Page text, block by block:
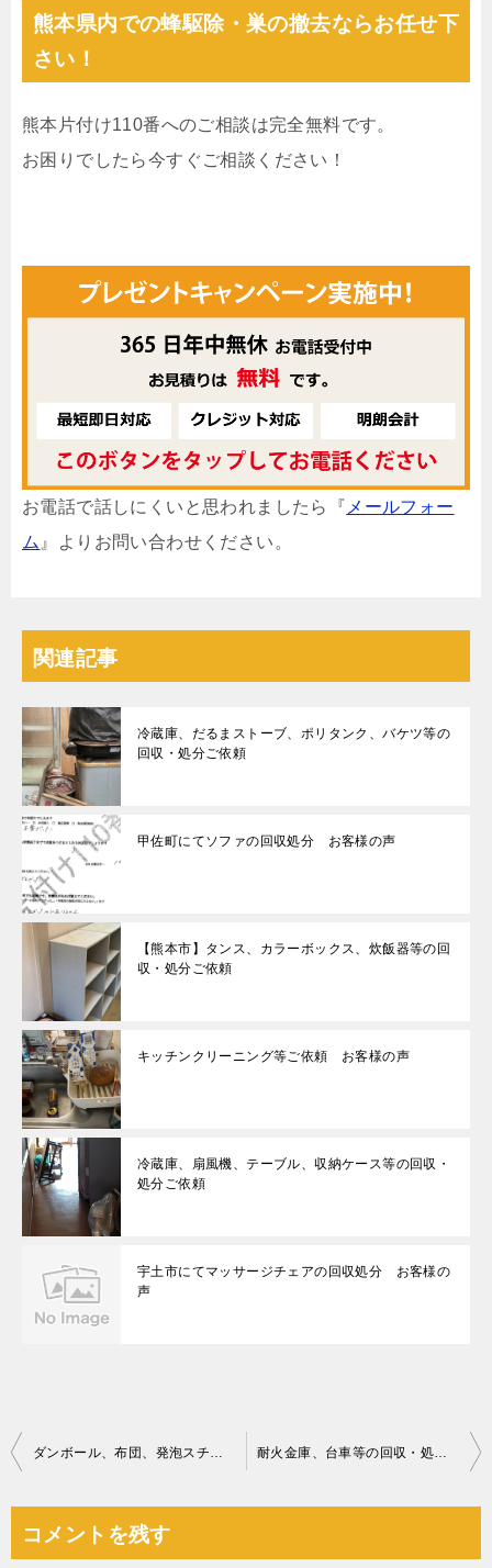
熊本県内での蜂駆除・巣の撤去ならお任せ下
さい！
熊本片付け110番へのご相談は完全無料です。
お困りでしたら今すぐご相談ください！
お電話で話しにくいと思われましたら『 メールフォー
ム 』よりお問い合わせください。
関連記事
冷蔵庫、だるまストーブ、ポリタンク、バケツ等の
回収・処分ご依頼
甲佐町にてソファの回収処分 お客様の声
【熊本市】タンス、カラーボックス、炊飯器等の回
収・処分ご依頼
キッチンクリーニング等ご依頼 お客様の声
冷蔵庫、扇風機、テーブル、収納ケース等の回収・
処分ご依頼
宇土市にてマッサージチェアの回収処分 お客様の
声
投
ビ
ダンボール、布団、発泡スチロール、一般ごみ等の回収・処分ご依頼 耐火金庫、台車等の回収・処分ご依頼 お客様の声
コメントを残す